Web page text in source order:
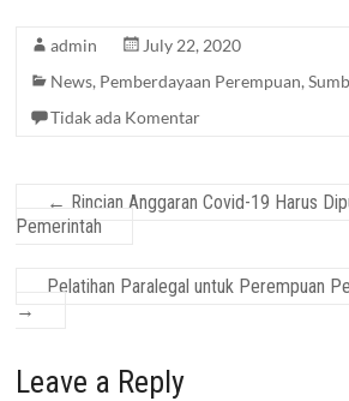
admin
July 22, 2020
News, Pemberdayaan Perempuan,
Tidak ada Komentar
← Rincian Anggaran Covid-19 Harus
Pemerintah
Pelatihan Paralegal untuk Perempuan
→
Leave a Reply